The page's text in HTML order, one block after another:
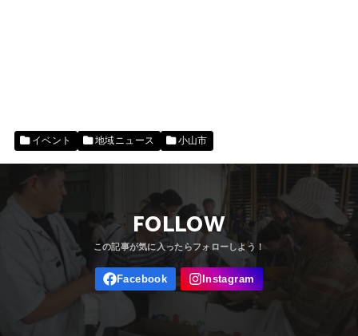
イベント 地域ニュース 小山市
FOLLOW